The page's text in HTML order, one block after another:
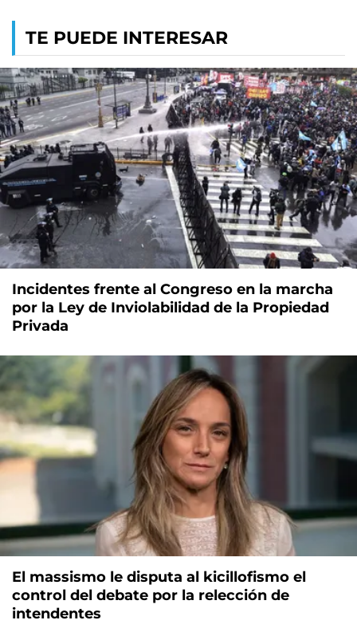
TE PUEDE INTERESAR
Incidentes frente al Congreso en la marcha
por la Ley de Inviolabilidad de la Propiedad
Privada
El massismo le disputa al kicillofismo el
control del debate por la relección de
intendentes